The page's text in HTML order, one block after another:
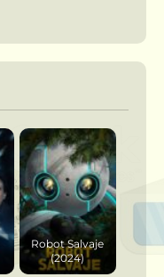
Robot Salvaje
(2024)